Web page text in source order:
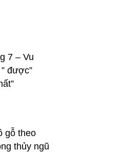
7 – Vu
được”
gỗ theo
thủy ngũ